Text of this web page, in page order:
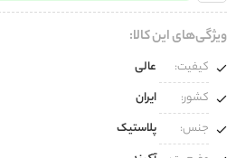
ویژگی‌های این کالا:
کیفیت:
عالی
کشور:
ایران
جنس:
پلاستیک